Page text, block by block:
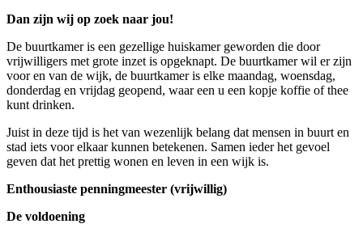
Dan zijn wij op zoek naar jou!
De buurtkamer is een gezellige huiskamer geworden die door
vrijwilligers met grote inzet is opgeknapt. De buurtkamer wil er zijn
voor en van de wijk, de buurtkamer is elke maandag, woensdag,
donderdag en vrijdag geopend, waar een u een kopje koffie of thee
kunt drinken.
Juist in deze tijd is het van wezenlijk belang dat mensen in buurt en
stad iets voor elkaar kunnen betekenen. Samen ieder het gevoel
geven dat het prettig wonen en leven in een wijk is.
Enthousiaste penningmeester (vrijwillig)
De voldoening